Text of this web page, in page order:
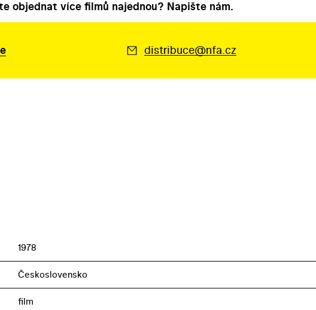
objednat více filmů najednou? Napište nám.
distribuce@nfa.cz
1978
Československo
film